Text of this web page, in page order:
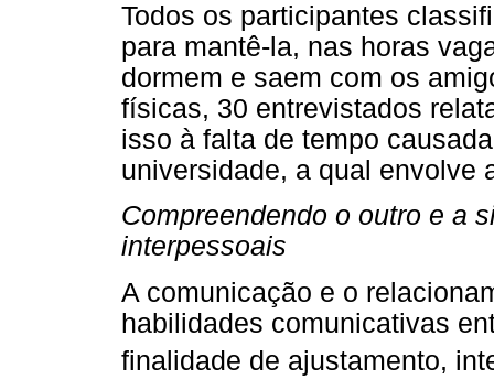
Todos os participantes
para mantê-la, nas horas
dormem e saem com os
físicas, 30 entrevistados
isso à falta de tempo
universidade, a qual envolve
Compreendendo o outro e a
interpessoais
A comunicação e o
habilidades comunicativas
finalidade de ajustamento,